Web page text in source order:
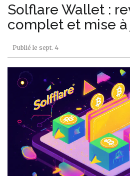
Solflare Wallet :
complet et mise à
Publié le sept. 4